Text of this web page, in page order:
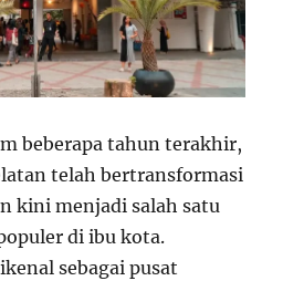
beberapa tahun terakhir,
telah bertransformasi
kini menjadi salah satu
di ibu kota.
sebagai pusat